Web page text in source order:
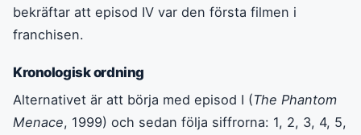
bekräftar att episod IV var den första filmen i
franchisen.
Kronologisk ordning
Alternativet är att börja med episod I (The Phantom
Menace, 1999) och sedan följa siffrorna: 1, 2, 3, 4, 5,